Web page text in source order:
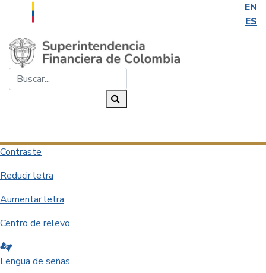
EN
ES
Saltar al contenido principal
Contraste
Reducir letra
Aumentar letra
Centro de relevo
Lengua de señas